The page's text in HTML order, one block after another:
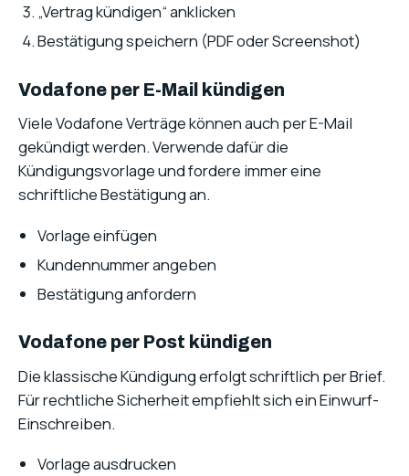
„Vertrag kündigen“ anklicken
Bestätigung speichern (PDF oder Screenshot)
Vodafone per E-Mail kündigen
Viele Vodafone Verträge können auch per E-Mail
gekündigt werden. Verwende dafür die
Kündigungsvorlage und fordere immer eine
schriftliche Bestätigung an.
Vorlage einfügen
Kundennummer angeben
Bestätigung anfordern
Vodafone per Post kündigen
Die klassische Kündigung erfolgt schriftlich per Brief.
Für rechtliche Sicherheit empfiehlt sich ein Einwurf-
Einschreiben.
Vorlage ausdrucken